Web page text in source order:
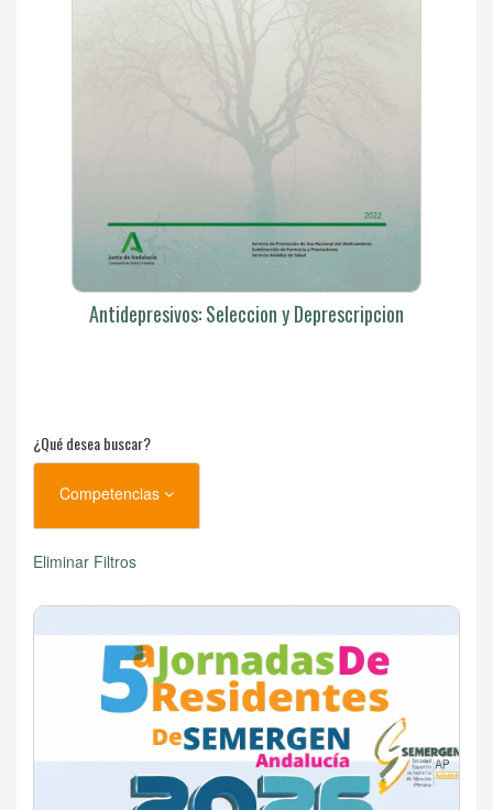
Antidepresivos: Seleccion y Deprescripcion
¿Qué desea buscar?
Competencias
Eliminar Filtros